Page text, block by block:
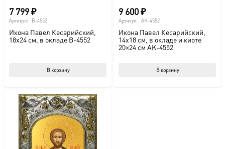
7 799₽
Артикул: B-4552
Икона Павел Кесарийский,
18х24 см, в окладе B-4552
В корзину
9 600₽
Артикул: AK-4552
Икона Павел Кесарийский,
14х18 см, в окладе и киоте
20×24 см AK-4552
В корзину